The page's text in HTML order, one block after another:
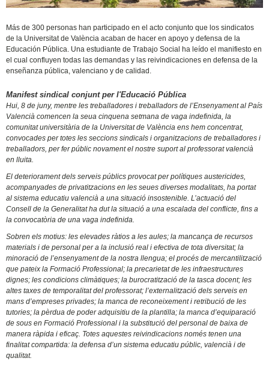
Más de 300 personas han participado en el acto conjunto que los sindicatos
de la Universitat de València acaban de hacer en apoyo y defensa de la
Educación Pública. Una estudiante de Trabajo Social ha leído el manifiesto en
el cual confluyen todas las demandas y las reivindicaciones en defensa de la
enseñanza pública, valenciano y de calidad.
Manifest sindical conjunt per l'Educació Pública
Hui, 8 de juny, mentre les treballadores i treballadors de l’Ensenyament al País
Valencià comencen la seua cinquena setmana de vaga indefinida, la
comunitat universitària de la Universitat de València ens hem concentrat,
convocades per totes les seccions sindicals i organitzacions de treballadores i
treballadors, per fer públic novament el nostre suport al professorat valencià
en lluita.
El deteriorament dels serveis públics provocat per polítiques austericides,
acompanyades de privatitzacions en les seues diverses modalitats, ha portat
al sistema educatiu valencià a una situació insostenible. L’actuació del
Consell de la Generalitat ha dut la situació a una escalada del conflicte, fins a
la convocatòria de una vaga indefinida.
Sobren els motius: les elevades ràtios a les aules; la mancança de recursos
materials i de personal per a la inclusió real i efectiva de tota diversitat; la
minoració de l’ensenyament de la nostra llengua; el procés de mercantilització
que pateix la Formació Professional; la precarietat de les infraestructures
dignes; les condicions climàtiques; la burocratització de la tasca docent; les
altes taxes de temporalitat del professorat; l’externalització dels serveis en
mans d’empreses privades; la manca de reconeixement i retribució de les
tutories; la pèrdua de poder adquisitiu de la plantilla; la manca d’equiparació
de sous en Formació Professional i la substitució del personal de baixa de
manera ràpida i eficaç. Totes aquestes reivindicacions només tenen una
finalitat compartida: la defensa d’un sistema educatiu públic, valencià i de
qualitat.